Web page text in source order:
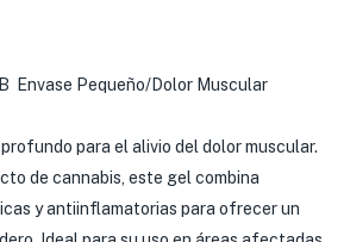
Envase Pequeño/Dolor Muscular
para el alivio del dolor muscular.
de cannabis, este gel combina
y antiinflamatorias para ofrecer un